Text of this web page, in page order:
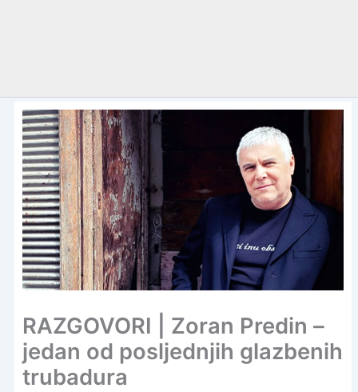
RAZGOVORI | Zoran Predin –
jedan od posljednjih glazbenih
trubadura